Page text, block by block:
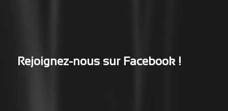
Rejoignez-nous sur Facebook !